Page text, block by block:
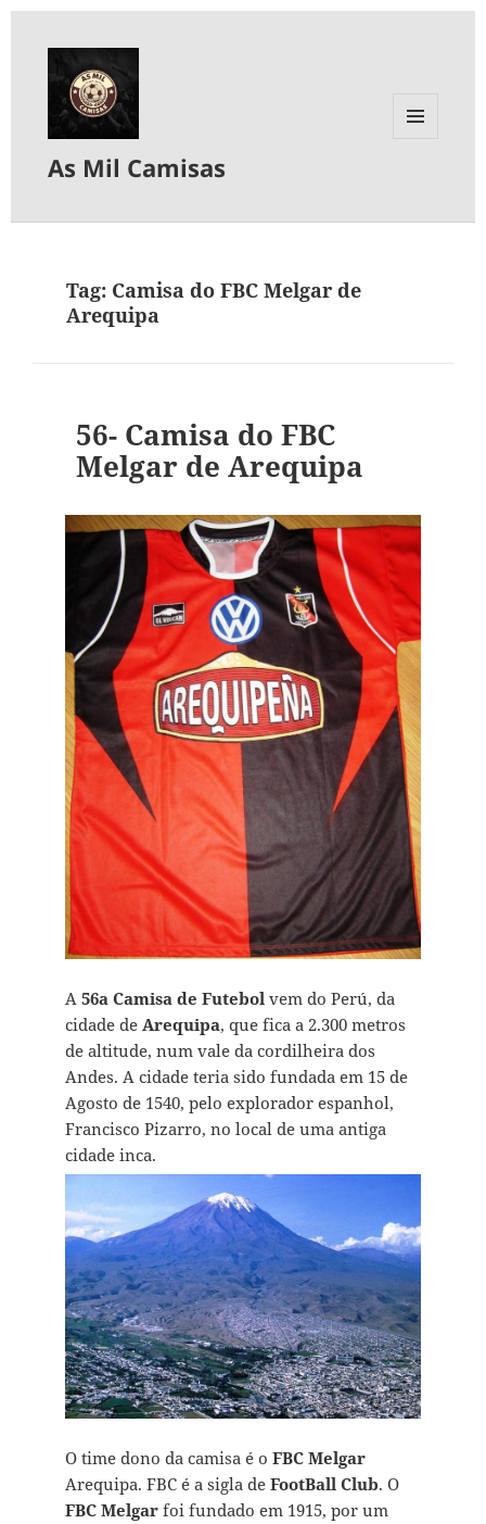
As Mil Camisas
Tag: Camisa do FBC Melgar de
Arequipa
56- Camisa do FBC
Melgar de Arequipa
A56a Camisa de Futebol vem do Perú, da
cidade de Arequipa, que fica a 2.300 metros
de altitude, num vale da cordilheira dos
Andes. A cidade teria sido fundada em 15 de
Agosto de 1540, pelo explorador espanhol,
Francisco Pizarro, no local de uma antiga
cidade inca.
O time dono da camisa é o FBC Melgar
Arequipa. FBC é a sigla de FootBall Club. O
FBC Melgar foi fundado em 1915, por um